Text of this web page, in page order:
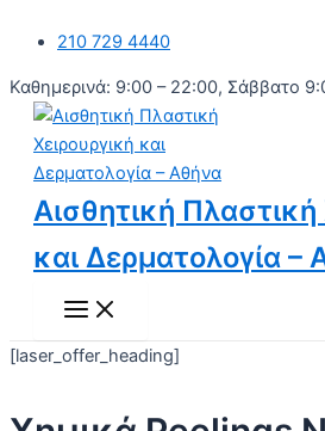
210 729 4440
Καθημερινά: 9:00 – 22:00, Σάββατο
Αισθητική Πλαστική
και Δερματολογία –
[laser_offer_heading]